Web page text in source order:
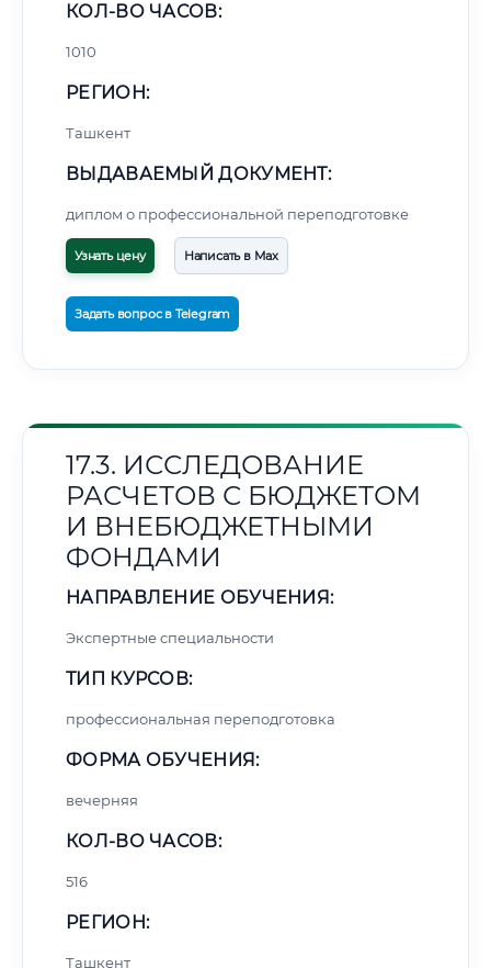
КОЛ-ВО ЧАСОВ:
1010
РЕГИОН:
Ташкент
ВЫДАВАЕМЫЙ ДОКУМЕНТ:
диплом о профессиональной переподготовке
Узнать цену Написать в Max
Задать вопрос в Telegram
17.3. ИССЛЕДОВАНИЕ
РАСЧЕТОВ С БЮДЖЕТОМ
И ВНЕБЮДЖЕТНЫМИ
ФОНДАМИ
НАПРАВЛЕНИЕ ОБУЧЕНИЯ:
Экспертные специальности
ТИП КУРСОВ:
профессиональная переподготовка
ФОРМА ОБУЧЕНИЯ:
вечерняя
КОЛ-ВО ЧАСОВ:
516
РЕГИОН:
Ташкент